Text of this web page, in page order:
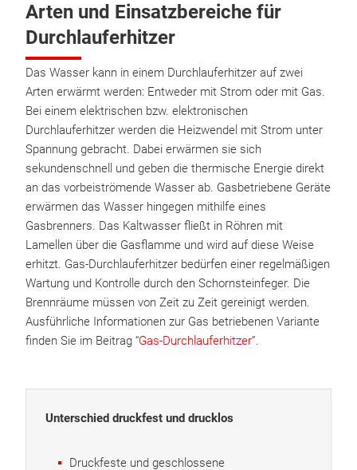
Arten und Einsatzbereiche für
Durchlauferhitzer
Das Wasser kann in einem Durchlauferhitzer auf zwei
Arten erwärmt werden: Entweder mit Strom oder mit Gas.
Bei einem elektrischen bzw. elektronischen
Durchlauferhitzer werden die Heizwendel mit Strom unter
Spannung gebracht. Dabei erwärmen sie sich
sekundenschnell und geben die thermische Energie direkt
an das vorbeiströmende Wasser ab. Gasbetriebene Geräte
erwärmen das Wasser hingegen mithilfe eines
Gasbrenners. Das Kaltwasser fließt in Röhren mit
Lamellen über die Gasflamme und wird auf diese Weise
erhitzt. Gas-Durchlauferhitzer bedürfen einer regelmäßigen
Wartung und Kontrolle durch den Schornsteinfeger. Die
Brennräume müssen von Zeit zu Zeit gereinigt werden.
Ausführliche Informationen zur Gas betriebenen Variante
finden Sie im Beitrag “Gas-Durchlauferhitzer”.
Unterschied druckfest und drucklos
Druckfeste und geschlossene